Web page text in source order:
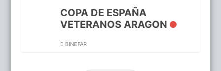
COPA DE ESPAÑA
VETERANOS ARAGON
BINEFAR